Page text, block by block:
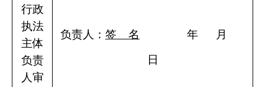
行政
执法
主体
负责
人审
负责人： 签 名 年 月
日